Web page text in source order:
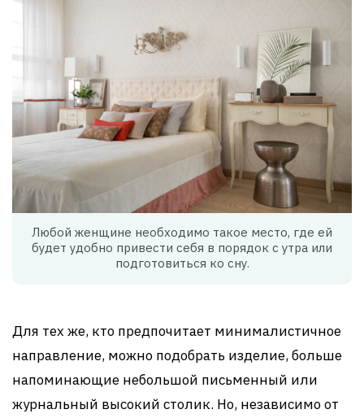
Любой женщине необходимо такое место, где ей
будет удобно привести себя в порядок с утра или
подготовиться ко сну.
Для тех же, кто предпочитает минималистичное
направление, можно подобрать изделие, больше
напоминающие небольшой письменный или
журнальный высокий столик. Но, независимо от